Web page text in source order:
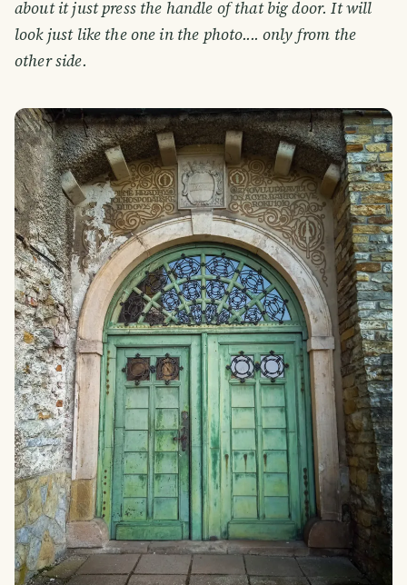
about it just press the handle of that big door. It will
look just like the one in the photo.... only from the
other side.